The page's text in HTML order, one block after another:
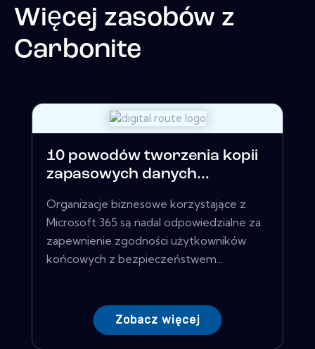
Więcej zasobów z
Carbonite
10 powodów tworzenia kopii
zapasowych danych...
Organizacje biznesowe korzystające z
Microsoft 365 są nadal odpowiedzialne za
zapewnienie zgodności użytkowników
końcowych z bezpieczeństwem...
Zobacz więcej